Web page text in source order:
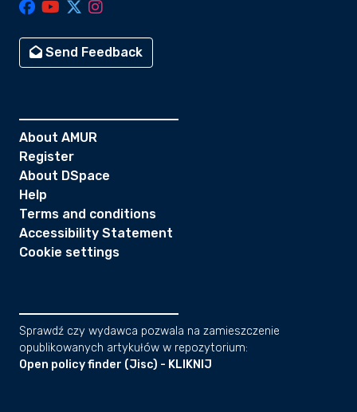
Send Feedback
About AMUR
Register
About DSpace
Help
Terms and conditions
Accessibility Statement
Cookie settings
Sprawdź czy wydawca pozwala na zamieszczenie
opublikowanych artykułów w repozytorium:
Open policy finder (Jisc) - KLIKNIJ